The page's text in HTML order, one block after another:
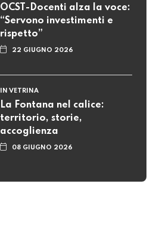
OCST-Docenti alza la voce:
“Servono investimenti e
rispetto”
22 GIUGNO 2026
IN VETRINA
La Fontana nel calice:
territorio, storie,
accoglienza
08 GIUGNO 2026